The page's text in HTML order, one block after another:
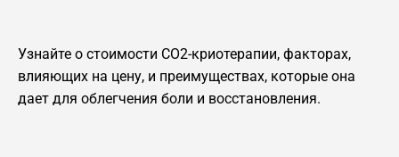
Узнайте о стоимости CO2-криотерапии, факторах,
влияющих на цену, и преимуществах, которые она
дает для облегчения боли и восстановления.